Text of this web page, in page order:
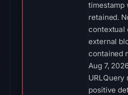
timestamp
retained.
contextual
external
contained
Aug 7,
URLQuery
positive